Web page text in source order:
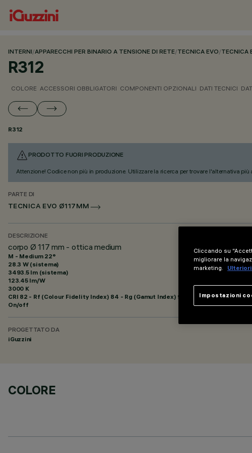
INTERNI/APPARECCHI PER BINARIO A TENSIONE DI RETE/TECNICA EVO/TECNICA
R312
COLORE ACCESSORI OBBLIGATORI COMPONENTI OPZIONALI DATI TECNICI
R312
PRODOTTO FUORI PRODUZIONE
Attenzione! Codice non più in produzione. Utilizzare la ricerca per trovare l'alternativa più
PARTE DI
TECNICA EVO Ø117MM
DESCRIZIONE
corpo Ø 117 mm - ottica medium
M - Medium 22°
28.3 W (sistema)
3493.5 lm (sistema)
123.45 lm/W
3000 K
CRI 82 - Rf (Colour Fidelity Index) 84 - Rg (Gamut Index) 95
On/off
PROGETTATO DA
iGuzzini
COLORE
Cliccando su
migliorare la
marketing.
Impostazioni